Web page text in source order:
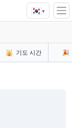
🇰🇷▾
🕌 기도 시간 🎉